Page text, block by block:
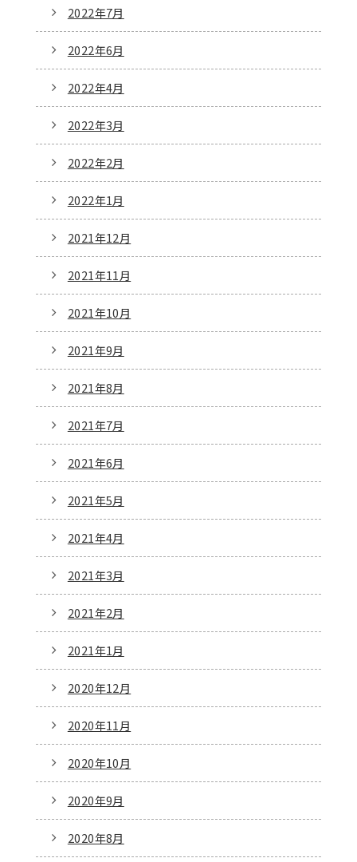
2022年7月
2022年6月
2022年4月
2022年3月
2022年2月
2022年1月
2021年12月
2021年11月
2021年10月
2021年9月
2021年8月
2021年7月
2021年6月
2021年5月
2021年4月
2021年3月
2021年2月
2021年1月
2020年12月
2020年11月
2020年10月
2020年9月
2020年8月